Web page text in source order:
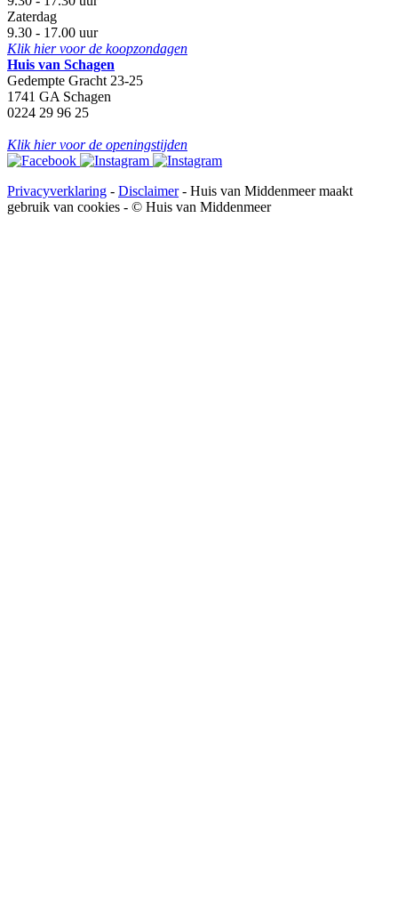
Zaterdag
9.30 - 17.00 uur
Klik hier voor de koopzondagen
Huis van Schagen
Gedempte Gracht 23-25
1741 GA Schagen
0224 29 96 25
Klik hier voor de openingstijden
Privacyverklaring - Disclaimer- Huis van Middenmeermaakt
gebruik van cookies - © Huis van Middenmeer